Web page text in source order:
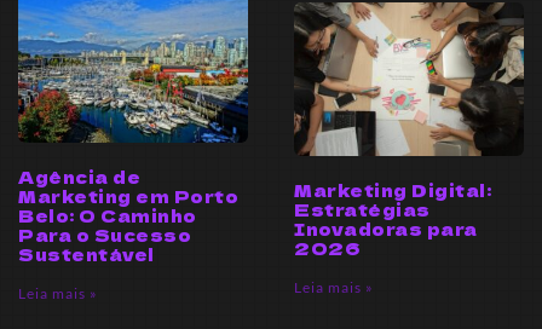
Agência de
Marketing em Porto
Belo: O Caminho
Para o Sucesso
Sustentável
Leia mais »
Marketing Digital:
Estratégias
Inovadoras para
2026
Leia mais »